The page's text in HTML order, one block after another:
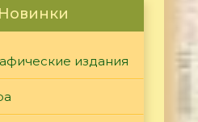
Новинки
издания